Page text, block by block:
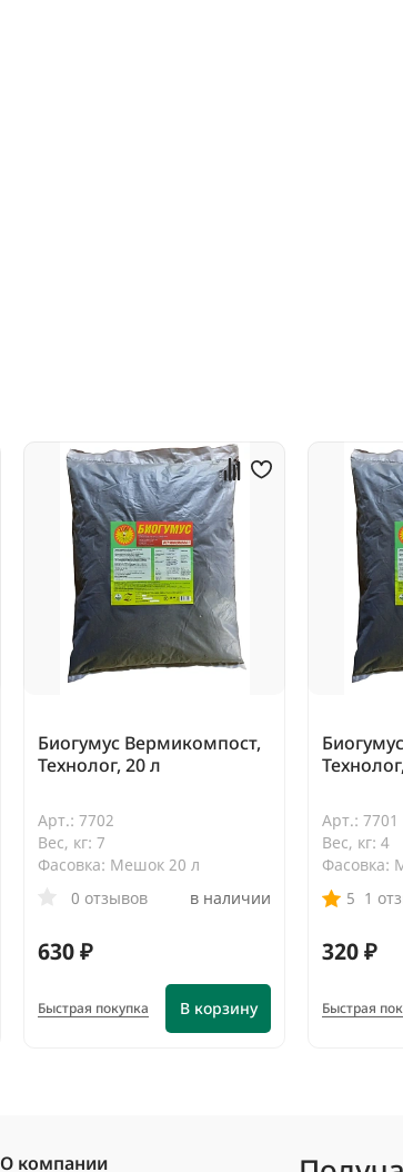
Биогумус Вермикомпост,
Технолог, 20 л
Арт.: 7702
Вес, кг: 7
Фасовка: Мешок 20 л
0 отзывов
в наличии
630 ₽
В корзину
Быстрая покупка
Арт.: 7701
Вес, кг: 4
Фасовка:
5 1
320 ₽
Быстрая
О компании